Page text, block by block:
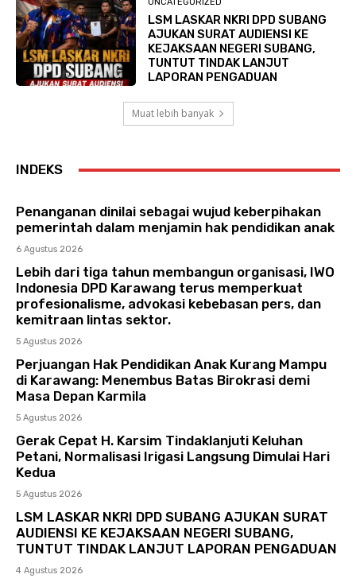
UNCATEGORIZED
LSM LASKAR NKRI DPD SUBANG
AJUKAN SURAT AUDIENSI KE
KEJAKSAAN NEGERI SUBANG,
TUNTUT TINDAK LANJUT
LAPORAN PENGADUAN
Muat lebih banyak
INDEKS
Penanganan dinilai sebagai wujud keberpihakan
pemerintah dalam menjamin hak pendidikan anak
6 Agustus 2026
Lebih dari tiga tahun membangun organisasi, IWO
Indonesia DPD Karawang terus memperkuat
profesionalisme, advokasi kebebasan pers, dan
kemitraan lintas sektor.
5 Agustus 2026
Perjuangan Hak Pendidikan Anak Kurang Mampu
di Karawang: Menembus Batas Birokrasi demi
Masa Depan Karmila
5 Agustus 2026
Gerak Cepat H. Karsim Tindaklanjuti Keluhan
Petani, Normalisasi Irigasi Langsung Dimulai Hari
Kedua
5 Agustus 2026
LSM LASKAR NKRI DPD SUBANG AJUKAN SURAT
AUDIENSI KE KEJAKSAAN NEGERI SUBANG,
TUNTUT TINDAK LANJUT LAPORAN PENGADUAN
4 Agustus 2026